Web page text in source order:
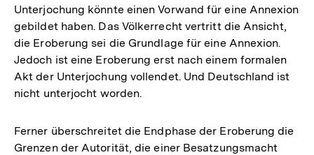
Unterjochung könnte einen Vorwand für eine Annexion
gebildet haben. Das Völkerrecht vertritt die Ansicht,
die Eroberung sei die Grundlage für eine Annexion.
Jedoch ist eine Eroberung erst nach einem formalen
Akt der Unterjochung vollendet. Und Deutschland ist
nicht unterjocht worden.
Ferner überschreitet die Endphase der Eroberung die
Grenzen der Autorität, die einer Besatzungsmacht